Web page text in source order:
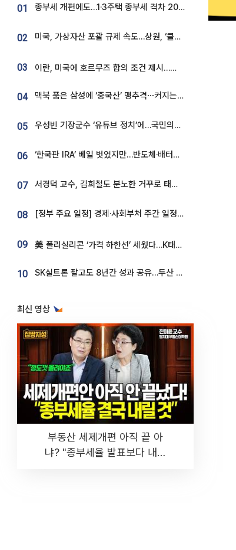
01 종부세 개편에도…1·3주택 종부세 격차 2028년부터 확대
02 미국, 가상자산 포괄 규제 속도…상원, ‘클래리티법’ 9월 절차투표 추진
03 이란, 미국에 호르무즈 합의 조건 제시…美 “경기 아직 안 끝나” [종합]
04 맥북 품은 삼성에 ‘중국산’ 맹추격⋯커지는 노트북 OLED 시장
05 우성빈 기장군수 ‘유튜브 정치’에…국민의힘 군의원들 집단 반발
06 ‘한국판 IRA’ 베일 벗었지만…반도체·배터리 업계 “시행령이 관건”
07 서경덕 교수, 김희철도 분노한 거꾸로 태극기⋯"엉터리는 아냐, 아쉬울 뿐"
08 [정부 주요 일정] 경제·사회부처 주간 일정 (8월 10일 ~ 8월 14일)
09 美 폴리실리콘 ‘가격 하한선’ 세웠다…K태양광 수혜 기대
10 SK실트론 팔고도 8년간 성과 공유…두산 인수대금 2.3조가 끝 아냐
최신 영상
부동산 세제개편 아직 끝 아
냐? "종부세율 발표보다 내릴